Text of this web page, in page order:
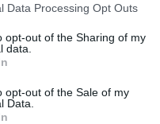
Data Processing Opt Outs
opt-out of the Sharing of my
data.
opt-out of the Sale of my
Data.